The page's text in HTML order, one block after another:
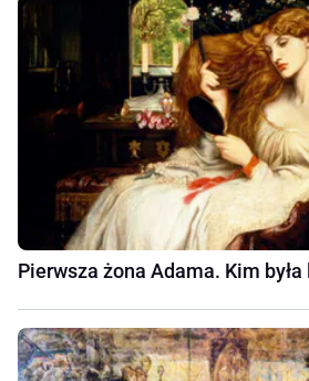
Pierwsza żona Adama. Kim